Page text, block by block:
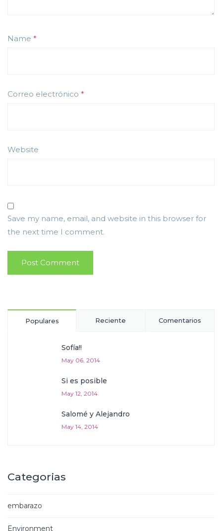
Name *
Correo electrónico *
Website
Save my name, email, and website in this browser for
the next time I comment.
Populares Reciente Comentarios
Sofía!!
May 06, 2014
Si es posible
May 12, 2014
Salomé y Alejandro
May 14, 2014
Categorias
embarazo
Environment